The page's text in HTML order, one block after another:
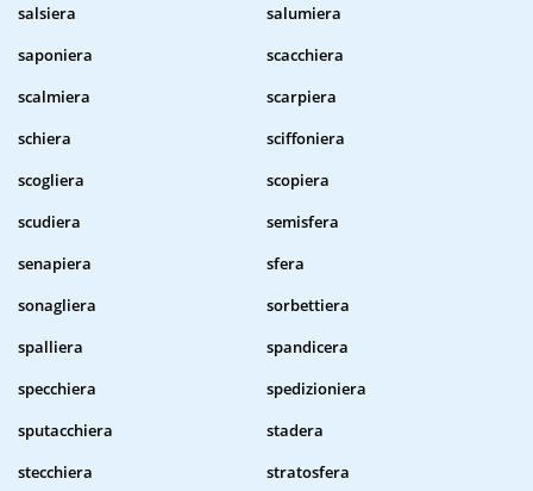
salsiera
salumiera
saponiera
scacchiera
scalmiera
scarpiera
schiera
sciffoniera
scogliera
scopiera
scudiera
semisfera
senapiera
sfera
sonagliera
sorbettiera
spalliera
spandicera
specchiera
spedizioniera
sputacchiera
stadera
stecchiera
stratosfera